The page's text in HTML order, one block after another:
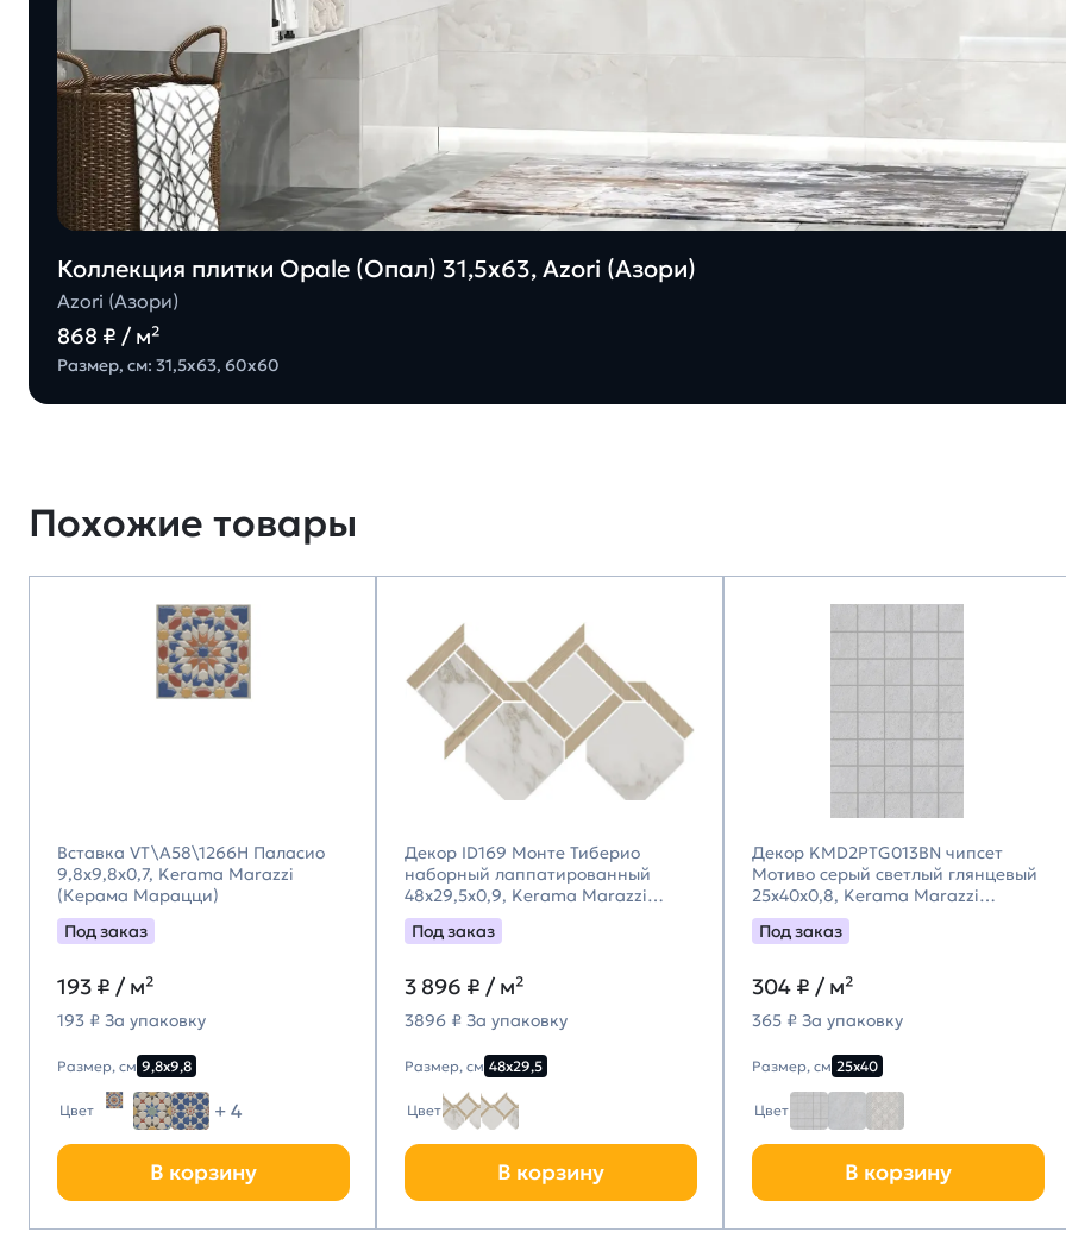
Коллекция плитки Opale (Опал) 31,5х63, Azori (Азори)
Azori (Азори)
868 ₽ / м²
Размер, см: 31,5х63, 60х60
Похожие товары
Вставка VT\A58\1266H Паласио
9,8x9,8x0,7, Kerama Marazzi
(Керама Марацци)
Под заказ
193 ₽ / м²
193 ₽ За упаковку
Размер, см 9,8х9,8
Цвет + 4
В корзину
Декор ID169 Монте Тиберио
наборный лаппатированный
48x29,5x0,9, Kerama Marazzi
(Керама Марацци)
Под заказ
3 896 ₽ / м²
3896 ₽ За упаковку
Размер, см 48х29,5
Цвет
В корзину
Декор KMD2PTG013BN чипсет
Мотиво серый светлый глянцевый
25x40x0,8, Kerama Marazzi
(Керама Марацци)
Под заказ
304 ₽ / м²
365 ₽ За упаковку
Размер, см 25х40
Цвет
В корзину